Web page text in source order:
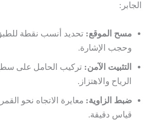
الجابر:
مسح الموقع: تحديد أنسب نقطة
وحجب الإشارة.
التثبيت الآمن: تركيب الحامل على
الرياح والاهتزاز.
ضبط الزاوية: معايرة الاتجاه نحو
قياس دقيقة.